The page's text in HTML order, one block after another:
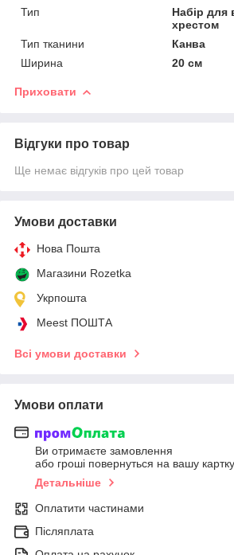
Тип
Набір для
хрестом
Тип тканини
Канва
Ширина
20 см
Приховати
Відгуки про товар
Ще немає відгуків про цей товар
Умови доставки
Нова Пошта
Магазини Rozetka
Укрпошта
Meest ПОШТА
Всі умови доставки
Умови оплати
Ви отримаєте замовлення
або гроші повернуться на вашу картку
Детальніше
Оплатити частинами
Післяплата